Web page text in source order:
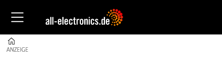
ANZEIGE
ANZEIGE